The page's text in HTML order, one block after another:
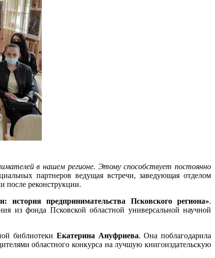
в нашем регионе. Этому способствует постоянно
партнеров ведущая встречи, заведующая отделом
после реконструкции.
предпринимательства Псковского региона».
из фонда Псковской областной универсальной научной
библиотеки Екатерина Ануфриева. Она поблагодарила
областного конкурса на лучшую книгоиздательскую